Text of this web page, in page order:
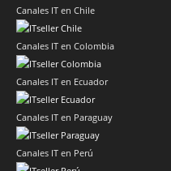
Canales IT en Chile
Canales IT en Colombia
Canales IT en Ecuador
Canales IT en Paraguay
Canales IT en Perú